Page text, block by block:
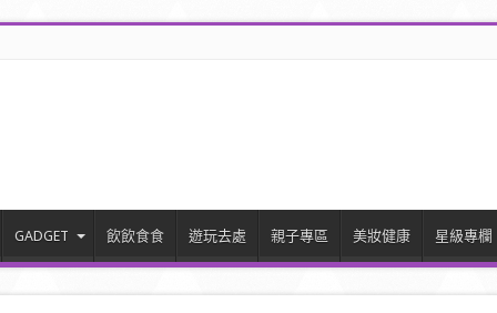
GADGET 飲飲食食 遊玩去處 親子專區 美妝健康 星級專欄